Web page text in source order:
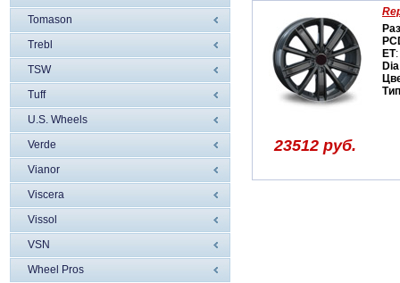
Tomason
Trebl
TSW
Tuff
U.S. Wheels
Verde
Vianor
Viscera
Vissol
VSN
Wheel Pros
ET
Dia
Тип
23512 руб.